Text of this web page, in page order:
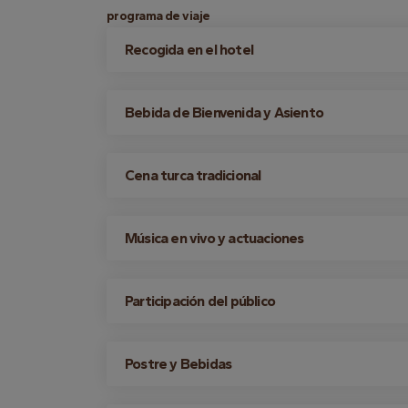
programa de viaje
Recogida en el hotel
Bebida de Bienvenida y Asiento
Cena turca tradicional
Música en vivo y actuaciones
Participación del público
Postre y Bebidas